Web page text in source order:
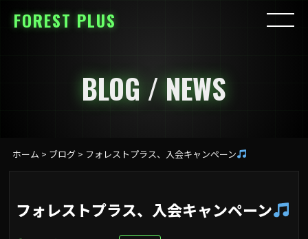
FOREST PLUS
BLOG / NEWS
ホーム > ブログ> フォレストプラス、入会キャンペーン
フォレストプラス、入会キャンペーン